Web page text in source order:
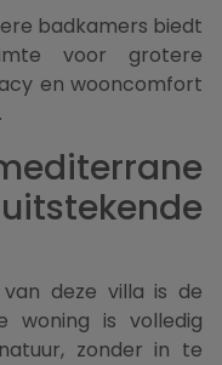
badkamers biedt
voor grotere
en wooncomfort
deze villa is de
woning is volledig
zonder in te